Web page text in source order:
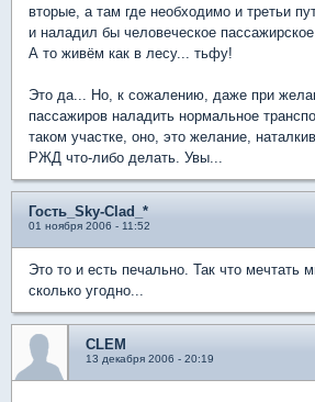
вторые, а там где необходимо и третьи
и наладил бы человеческое
А то живём как в лесу... тьфу!
Это да... Но, к сожалению, даже при
пассажиров наладить нормальное
таком участке, оно, это желание,
РЖД что-либо делать. Увы...
Гость_Sky-Clad_*
01 ноября 2006 - 11:52
Это то и есть печально. Так что мечтать
сколько угодно...
CLEM
13 декабря 2006 - 20:19